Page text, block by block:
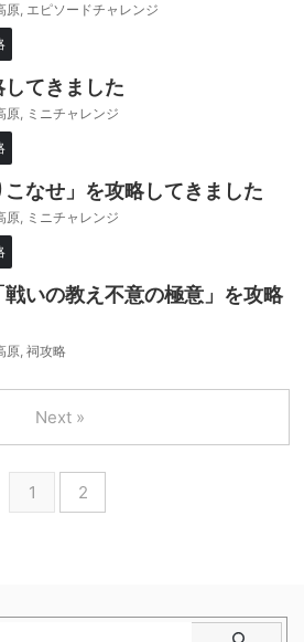
原 エピソードチャレンジ
してきました
原 ミニチャレンジ
こなせ」を攻略してきました
原 ミニチャレンジ
いの教え不意の極意」を攻略
原 祠攻略
1 2
Next »